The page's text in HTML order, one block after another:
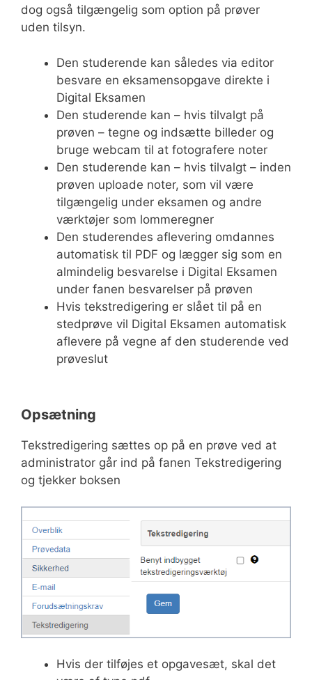
dog også tilgængelig som option på prøver
uden tilsyn.
Den studerende kan således via editor
besvare en eksamensopgave direkte i
Digital Eksamen
Den studerende kan – hvis tilvalgt på
prøven – tegne og indsætte billeder og
bruge webcam til at fotografere noter
Den studerende kan – hvis tilvalgt – inden
prøven uploade noter, som vil være
tilgængelig under eksamen og andre
værktøjer som lommeregner
Den studerendes aflevering omdannes
automatisk til PDF og lægger sig som en
almindelig besvarelse i Digital Eksamen
under fanen besvarelser på prøven
Hvis tekstredigering er slået til på en
stedprøve vil Digital Eksamen automatisk
aflevere på vegne af den studerende ved
prøveslut
Opsætning
Tekstredigering sættes op på en prøve ved at
administrator går ind på fanen Tekstredigering
og tjekker boksen
Hvis der tilføjes et opgavesæt, skal det